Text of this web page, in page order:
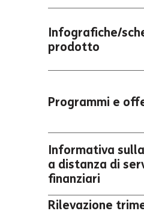
Infografiche/
prodotto
Programmi e
Informativa
a distanza di
finanziari
Rilevazione